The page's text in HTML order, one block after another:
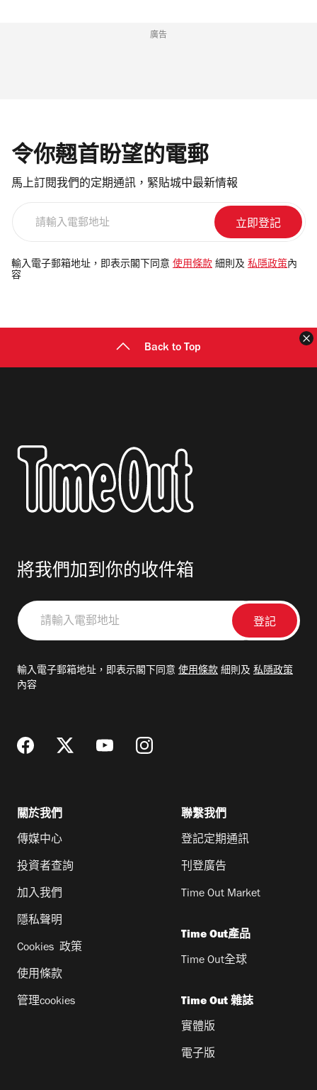
廣告
令你翹首盼望的電郵
馬上訂閱我們的定期通訊，緊貼城中最新情報
電
郵
輸入電子郵箱地址，即表示閣下同意 使用條款 細則及 私隱政策 內
容
Back to Top
將我們加到你的收件箱
請
輸
郵
輸入電子郵箱地址，即表示閣下同意 使用條款 細則及 私隱政策
內容
關於我們
傳媒中心
投資者查詢
加入我們
隱私聲明
Cookies 政策
使用條款
管理cookies
聯繫我們
登記定期通訊
刊登廣告
Time Out Market
Time Out產品
Time Out全球
Time Out 雜誌
實體版
電子版